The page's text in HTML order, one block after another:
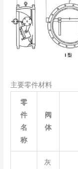
主要零件材料
零
件
名
称
阀
体
灰